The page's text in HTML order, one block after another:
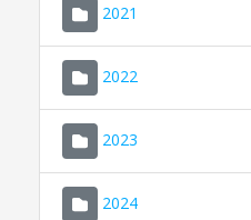
2021
2022
2023
2024